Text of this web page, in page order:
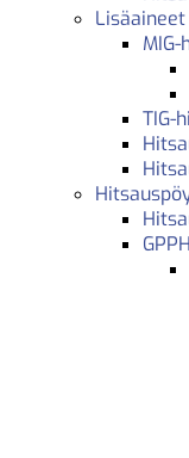
Lisäaineet
TIG-